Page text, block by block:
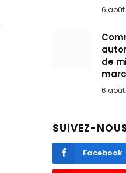
6 août
de
6 août
SUIVEZ-
Facebook